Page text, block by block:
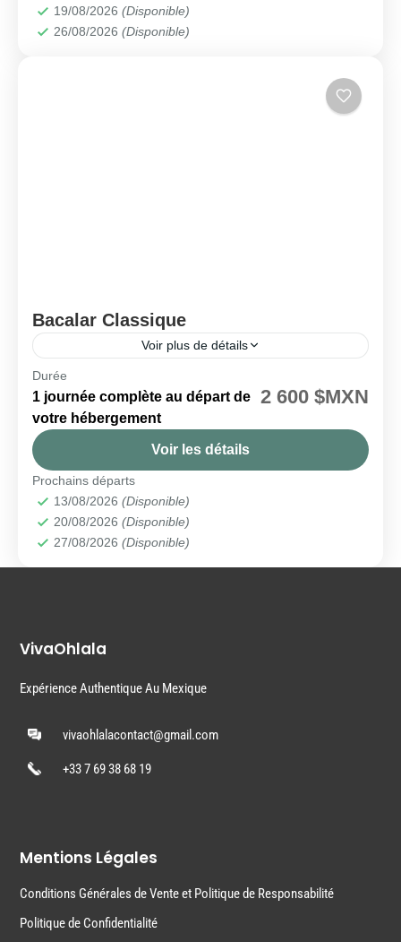
19/08/2026 (Disponible)
26/08/2026 (Disponible)
Bacalar Classique
Voir plus de détails
🗓️ Disponible chaque jeudi
Bacalar
Durée
1 journée complète au départ de
votre hébergement
2 600 $MXN
Voir les détails
Prochains départs
13/08/2026 (Disponible)
20/08/2026 (Disponible)
27/08/2026 (Disponible)
VivaOhlala
Expérience Authentique Au Mexique
vivaohlalacontact@gmail.com
+33 7 69 38 68 19
Mentions Légales
Conditions Générales de Vente et Politique de Responsabilité
Politique de Confidentialité